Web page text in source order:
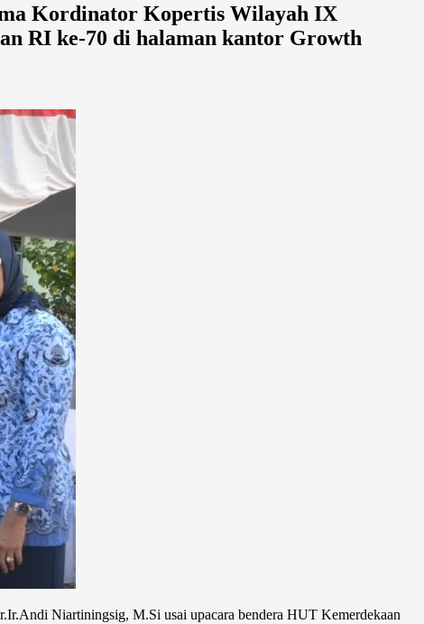
Kordinator Kopertis Wilayah IX
RI ke-70 di halaman kantor Growth
Niartiningsig, M.Si usai upacara bendera HUT Kemerdekaan